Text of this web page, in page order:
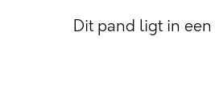
Dit pand ligt in